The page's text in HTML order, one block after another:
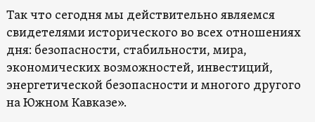
Так что сегодня мы действительно являемся
свидетелями исторического во всех отношениях
дня: безопасности, стабильности, мира,
экономических возможностей, инвестиций,
энергетической безопасности и многого другого
на Южном Кавказе».